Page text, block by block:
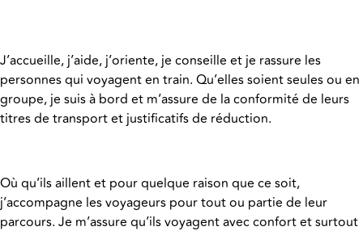
J’accueille, j’aide, j’oriente, je conseille et je rassure les
personnes qui voyagent en train. Qu’elles soient seules ou en
groupe, je suis à bord et m’assure de la conformité de leurs
titres de transport et justificatifs de réduction.
Où qu’ils aillent et pour quelque raison que ce soit,
j’accompagne les voyageurs pour tout ou partie de leur
parcours. Je m’assure qu’ils voyagent avec confort et surtout